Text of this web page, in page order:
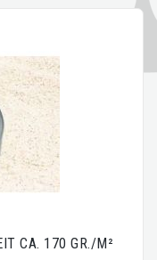
CA. 170 GR./M²